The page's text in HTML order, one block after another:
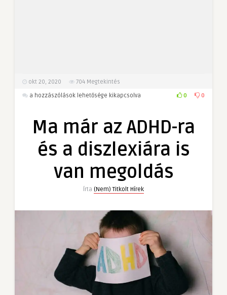
okt 20, 2020 704 Megtekintés
Ma
ADHD-
diszlexiára
a hozzászólások lehetősége kikapcsolva 0 0
Ma már az ADHD-ra
és a diszlexiára is
van megoldás
Írta (Nem) Titkolt Hírek